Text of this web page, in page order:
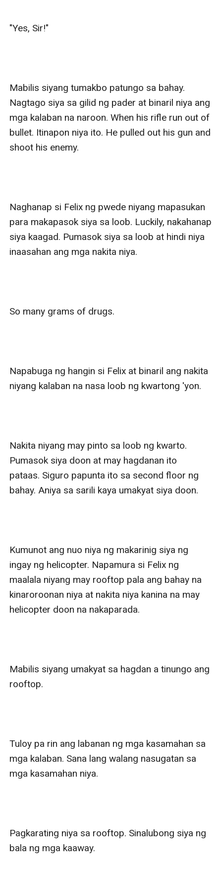
"Yes, Sir!"
Mabilis siyang tumakbo patungo sa bahay.
Nagtago siya sa gilid ng pader at binaril niya ang
mga kalaban na naroon. When his rifle run out of
bullet. Itinapon niya ito. He pulled out his gun and
shoot his enemy.
Naghanap si Felix ng pwede niyang mapasukan
para makapasok siya sa loob. Luckily, nakahanap
siya kaagad. Pumasok siya sa loob at hindi niya
inaasahan ang mga nakita niya.
So many grams of drugs.
Napabuga ng hangin si Felix at binaril ang nakita
niyang kalaban na nasa loob ng kwartong 'yon.
Nakita niyang may pinto sa loob ng kwarto.
Pumasok siya doon at may hagdanan ito
pataas. Siguro papunta ito sa second floor ng
bahay. Aniya sa sarili kaya umakyat siya doon.
Kumunot ang nuo niya ng makarinig siya ng
ingay ng helicopter. Napamura si Felix ng
maalala niyang may rooftop pala ang bahay na
kinaroroonan niya at nakita niya kanina na may
helicopter doon na nakaparada.
Mabilis siyang umakyat sa hagdan a tinungo ang
rooftop.
Tuloy pa rin ang labanan ng mga kasamahan sa
mga kalaban. Sana lang walang nasugatan sa
mga kasamahan niya.
Pagkarating niya sa rooftop. Sinalubong siya ng
bala ng mga kaaway.